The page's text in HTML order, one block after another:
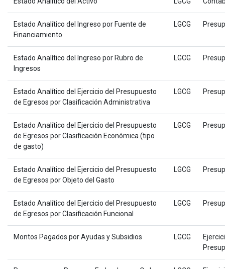
Estado Analítico del Ingreso por Fuente de
Financiamiento
LGCG
Estado Analítico del Ingreso por Rubro de
Ingresos
LGCG
Estado Analítico del Ejercicio del Presupuesto
de Egresos por Clasificación Administrativa
LGCG
Estado Analítico del Ejercicio del Presupuesto
de Egresos por Clasificación Económica (tipo
de gasto)
LGCG
Estado Analítico del Ejercicio del Presupuesto
de Egresos por Objeto del Gasto
LGCG
Estado Analítico del Ejercicio del Presupuesto
de Egresos por Clasificación Funcional
LGCG
Montos Pagados por Ayudas y Subsidios LGCG